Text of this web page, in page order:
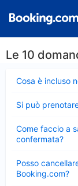
Le 10
Cosa è incluso
chiuso
Si può
chiuso
Come faccio a
confermata?
chiuso
Posso
Booking.com?
chiuso